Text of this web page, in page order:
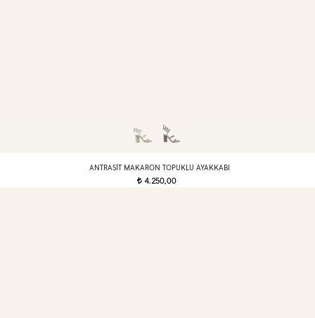
ANTRASIT MAKARON TOPUKLU AYAKKABI
t 4.250,00